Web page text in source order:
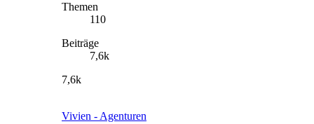
Themen
110
Beiträge
7,6k
7,6k
Vivien - Agenturen